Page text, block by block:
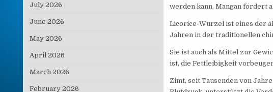
werden kann. Mangan fördert
Licorice-Wurzel ist eines der
Jahren in der traditionellen
Sie ist auch als Mittel zur
ist, die Fettleibigkeit
Zimt, seit Tausenden von
July 2026
June 2026
May 2026
April 2026
March 2026
February 2026